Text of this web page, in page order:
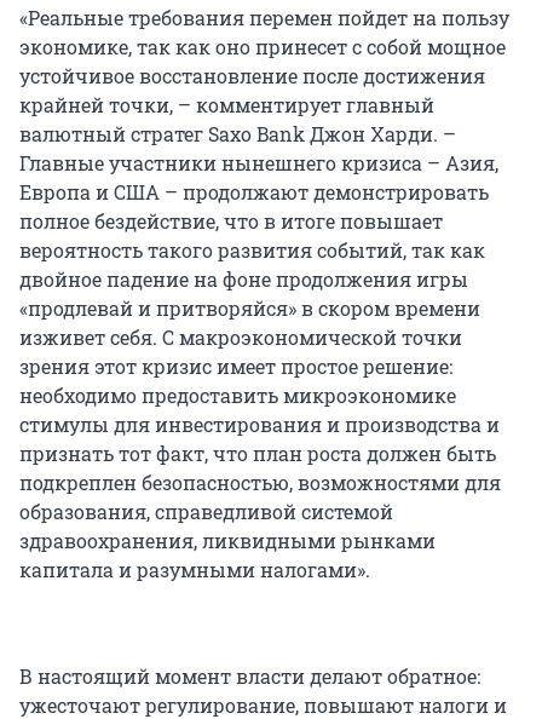
«Реальные требования перемен пойдет на пользу
экономике, так как оно принесет с собой мощное
устойчивое восстановление после достижения
крайней точки, – комментирует главный
валютный стратег Saxo Bank Джон Харди. –
Главные участники нынешнего кризиса – Азия,
Европа и США – продолжают демонстрировать
полное бездействие, что в итоге повышает
вероятность такого развития событий, так как
двойное падение на фоне продолжения игры
«продлевай и притворяйся» в скором времени
изживет себя. C макроэкономической точки
зрения этот кризис имеет простое решение:
необходимо предоставить микроэкономике
стимулы для инвестирования и производства и
признать тот факт, что план роста должен быть
подкреплен безопасностью, возможностями для
образования, справедливой системой
здравоохранения, ликвидными рынками
капитала и разумными налогами».
В настоящий момент власти делают обратное:
ужесточают регулирование, повышают налоги и